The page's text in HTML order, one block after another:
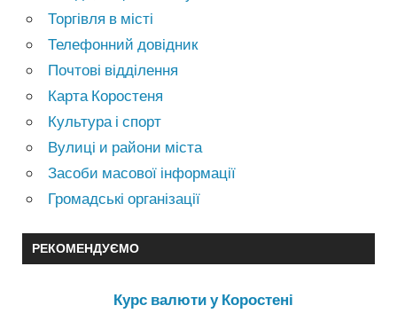
Торгівля в місті
Телефонний довідник
Почтові відділення
Карта Коростеня
Культура і спорт
Вулиці и райони міста
Засоби масової інформації
Громадські організації
РЕКОМЕНДУЄМО
Курс валюти у Коростені